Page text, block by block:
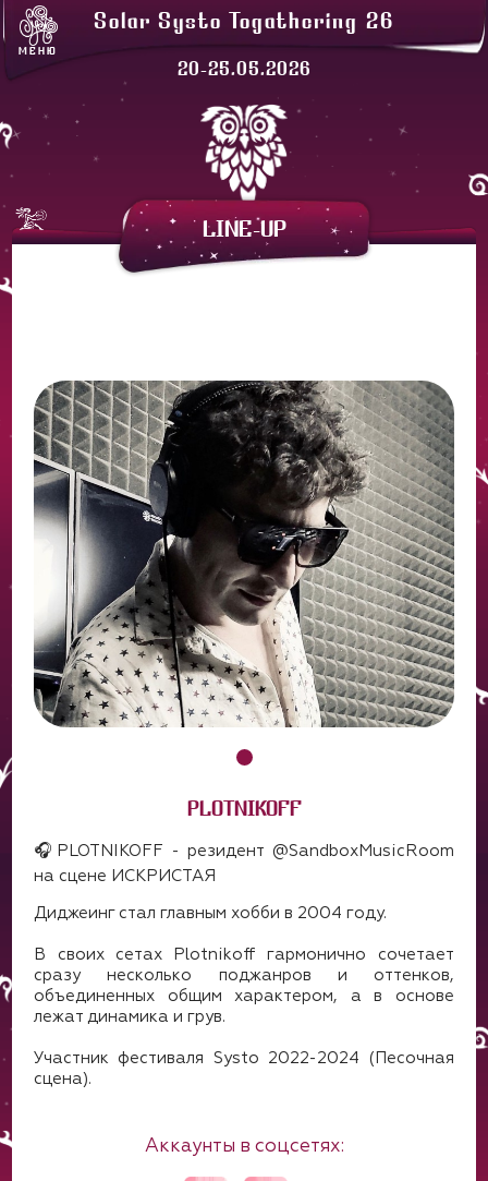
МЕНЮ
Solar Systo Togathering 26
20-25.05.2026
СОЛАРХЕЙМ
ЛАВКИ
LINE-UP
PLOTNIKOFF
🎧PLOTNIKOFF - резидент @SandboxMusicRoom
на сцене ИСКРИСТАЯ
Диджеинг стал главным хобби в 2004 году.
В своих сетах Plotnikoff гармонично сочетает
сразу несколько поджанров и оттенков,
объединенных общим характером, а в основе
лежат динамика и грув.
Участник фестиваля Systo 2022-2024 (Песочная
сцена).
Аккаунты в соцсетях: